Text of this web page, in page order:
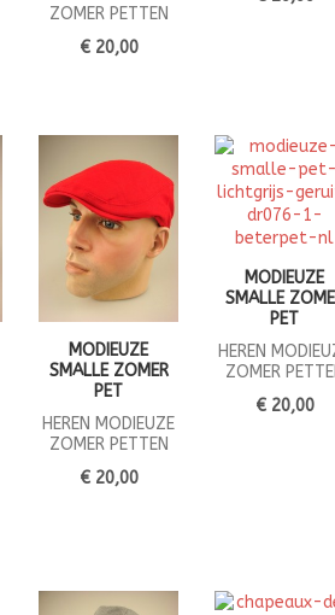
ZOMER PETTEN
€ 20,00
MODIEUZE
SMALLE ZOMER
PET
HEREN MODIEUZE
ZOMER PETTEN
€ 20,00
MODIEUZE
SMALLE
PET
HEREN
ZOMER
€ 20,00